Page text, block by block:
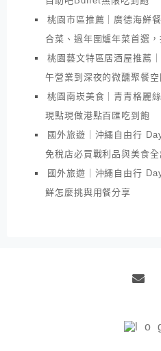
桃園市區推薦｜廣德海鮮
合菜、過年圍爐年菜首選
桃園藝文特區居酒屋推薦
午營業到深夜的微醺聚餐空
桃園南崁美食｜青青格麗
現點現做港點百匯吃到飽
國外旅遊｜沖繩自由行
免稅店必買戰利品與美食全
國外旅遊｜沖繩自由行
鮮怎麼挑與用餐分享